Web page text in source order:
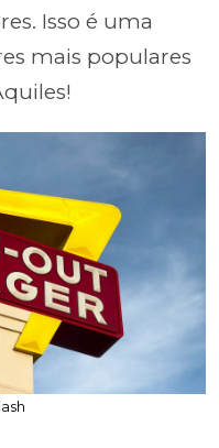
Isso é uma
mais populares